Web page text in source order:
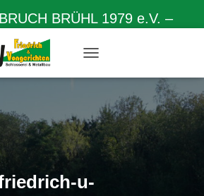
BRÜHL 1979 e.V. –
auf unserer Homepage
A
G
A
N
u-